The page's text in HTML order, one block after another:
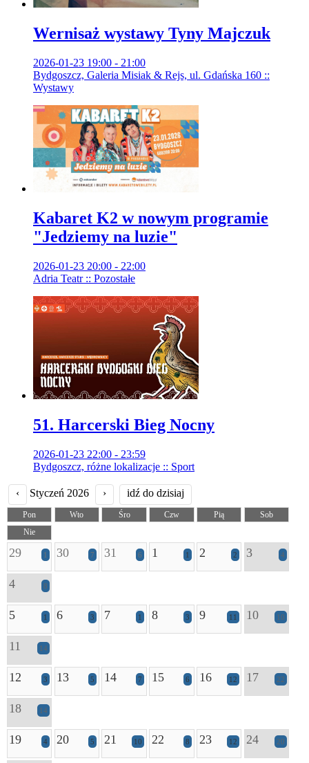
Wernisaż wystawy Tyny Majczuk
2026-01-23 19:00 - 21:00
Bydgoszcz, Galeria Misiak & Rejs, ul. Gdańska 160 ::
Wystawy
Kabaret K2 w nowym programie
"Jedziemy na luzie"
2026-01-23 20:00 - 22:00
Adria Teatr :: Pozostałe
51. Harcerski Bieg Nocny
2026-01-23 22:00 - 23:59
Bydgoszcz, różne lokalizacje :: Sport
‹ Styczeń 2026 › idź do dzisiaj
Pon Wto Śro Czw Pią
Sob
Nie
29 1 30 7 31 6 1 1 2 2 3 4
4 8
5 1 6 3 7 1 8 3 9 11 10 10
11 14
12 3 13 5 14 7 15 6 16 12 17 22
18 14
19 4 20 5 21 10 22 8 23 12 24 20